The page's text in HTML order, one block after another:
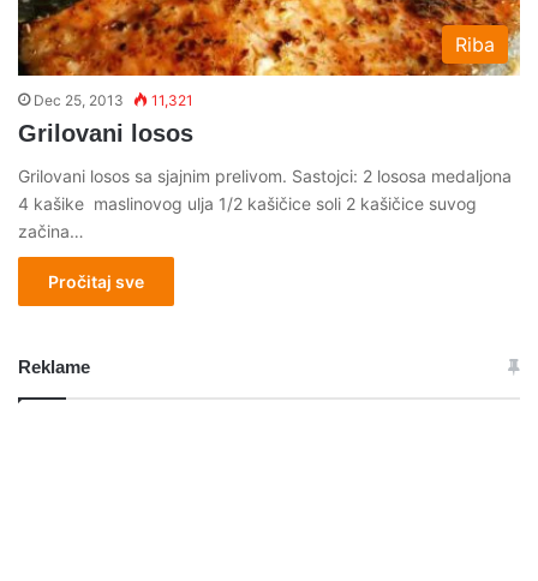
Riba
Dec 25, 2013 11,321
Grilovani losos
Grilovani losos sa sjajnim prelivom. Sastojci: 2 lososa medaljona
4 kašike maslinovog ulja 1/2 kašičice soli 2 kašičice suvog
začina…
Pročitaj sve
Reklame